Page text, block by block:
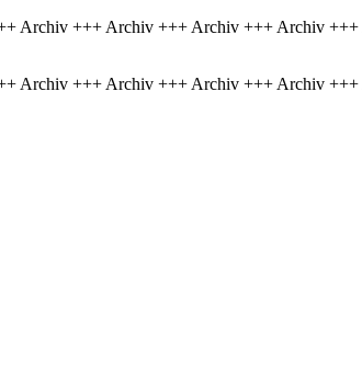
Archiv +++ Archiv +++ Archiv +++ Archiv
Archiv +++ Archiv +++ Archiv +++ Archiv